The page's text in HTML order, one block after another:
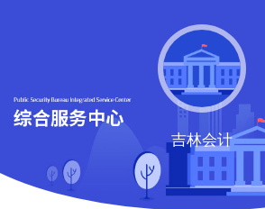
吉林会计